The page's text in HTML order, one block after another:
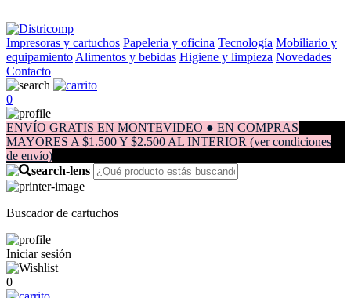
Impresoras y cartuchos Papeleria y oficina Tecnología Mobiliario y
equipamiento Alimentos y bebidas Higiene y limpieza Novedades
Contacto
0
ENVÍO GRATIS EN MONTEVIDEO ● EN COMPRAS
MAYORES A $1.500 Y $2.500 AL INTERIOR (ver condiciones
de envío)
Buscador de cartuchos
Iniciar sesión
0